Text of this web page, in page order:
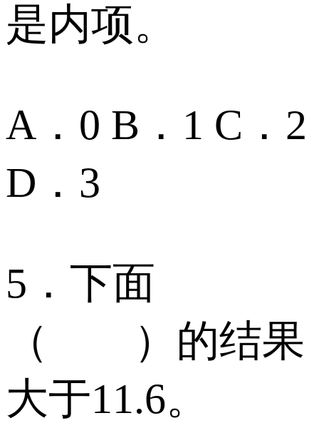
是内项。
A．0 B．1 C．2
D．3
5．下面
（ ）的结果
大于11.6。